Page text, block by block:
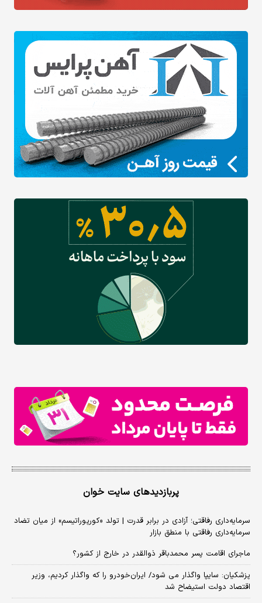
پربازدیدهای سایت خوان
سرمایه‌داری رفاقتی؛ آزادی در برابر قدرت | تولد «کورپوراتیسم» از میان تضاد
سرمایه‌داری رفاقتی با منطق بازار
ماجرای اقامت پسر محمدباقر ذوالقدر در خارج از کشور؟
پزشکیان: سایپا واگذار می شود/ ایران‌خودرو را که واگذار کردیم، وزیر
اقتصاد دولت استیضاح شد